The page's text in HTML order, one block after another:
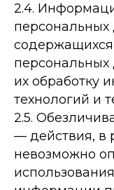
2.4.
персональных
их обработку
технологий и
2.5.
— действия, в
невозможно